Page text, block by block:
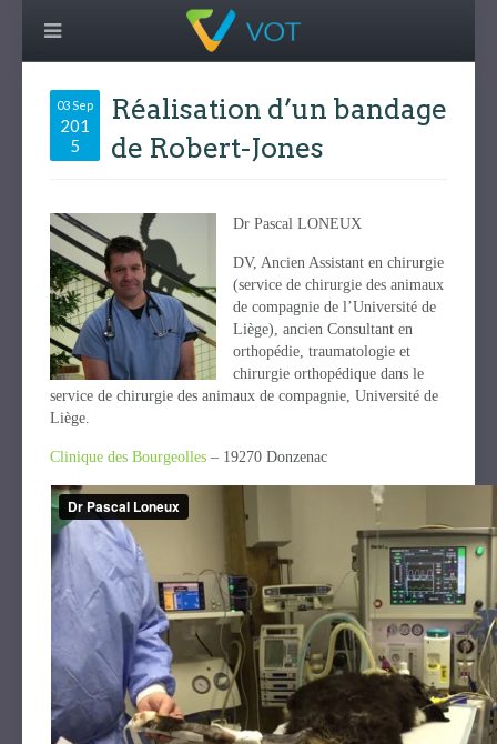
03 Sep
201
5
Réalisation d’un bandage
de Robert-Jones
Dr Pascal LONEUX
DV, Ancien Assistant en chirurgie
(service de chirurgie des animaux
de compagnie de l’Université de
Liège), ancien Consultant en
orthopédie, traumatologie et
chirurgie orthopédique dans le
service de chirurgie des animaux de compagnie, Université de
Liège.
Clinique des Bourgeolles – 19270 Donzenac